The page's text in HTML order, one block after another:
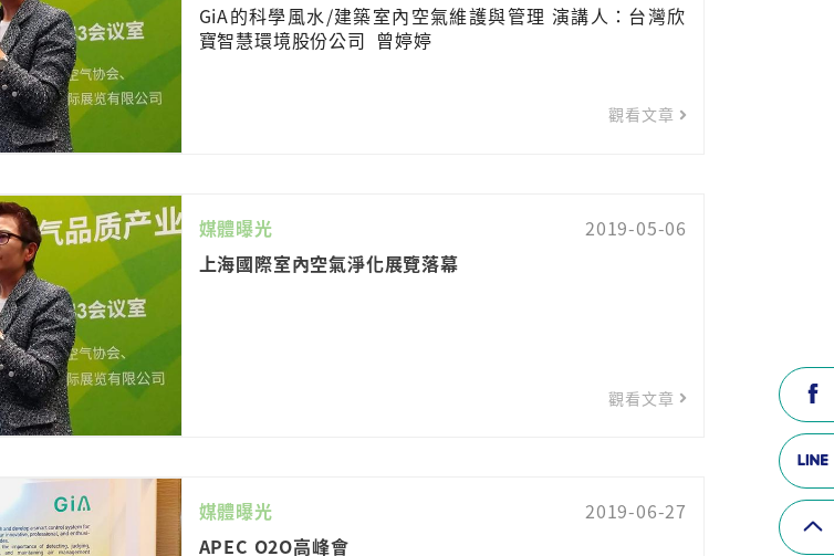
GiA的科學風水/建築室內空氣維護與管理 演講人：台灣欣
寶智慧環境股份公司 曾婷婷
觀看文章
媒體曝光
2019-05-06
上海國際室內空氣淨化展覽落幕
觀看文章
媒體曝光
2019-06-27
APEC O2O高峰會